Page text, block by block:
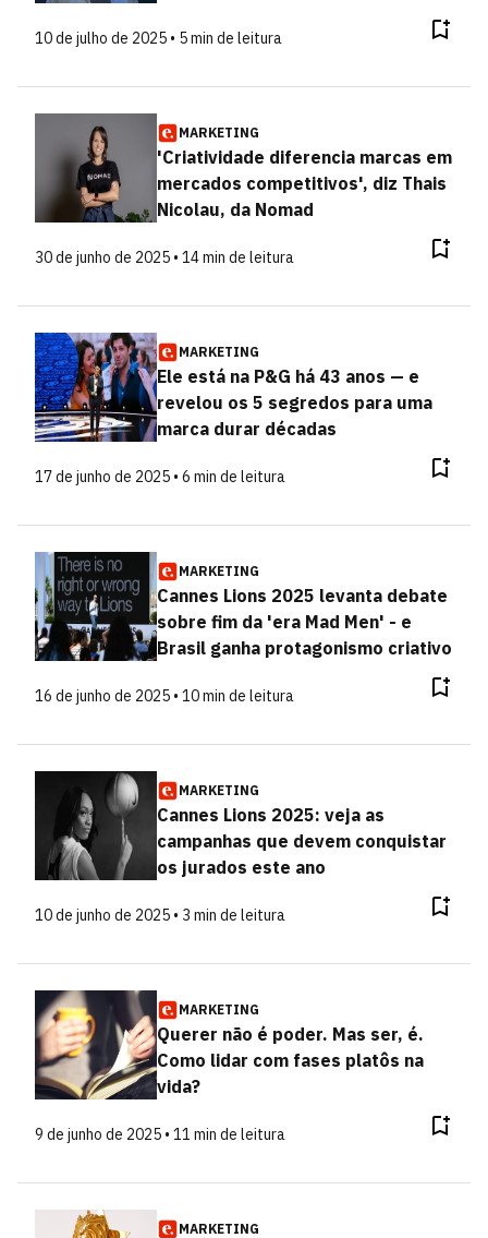
10 de julho de 2025 • 5 min de leitura
MARKETING
'Criatividade diferencia marcas em
mercados competitivos', diz Thais
Nicolau, da Nomad
30 de junho de 2025 • 14 min de leitura
MARKETING
Ele está na P&G há 43 anos — e
revelou os 5 segredos para uma
marca durar décadas
17 de junho de 2025 • 6 min de leitura
MARKETING
Cannes Lions 2025 levanta debate
sobre fim da 'era Mad Men' - e
Brasil ganha protagonismo criativo
16 de junho de 2025 • 10 min de leitura
MARKETING
Cannes Lions 2025: veja as
campanhas que devem conquistar
os jurados este ano
10 de junho de 2025 • 3 min de leitura
MARKETING
Querer não é poder. Mas ser, é.
Como lidar com fases platôs na
vida?
9 de junho de 2025 • 11 min de leitura
MARKETING